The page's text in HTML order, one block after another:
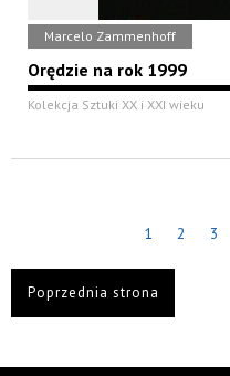
Marcelo Zammenhoff
Orędzie na rok 1999
Kolekcja Sztuki XX i XXI wieku
1 2 3
Poprzednia strona